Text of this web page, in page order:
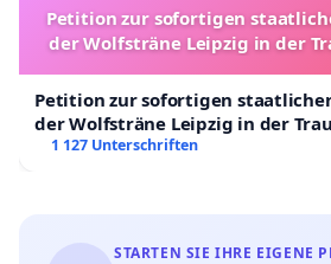
Petition zur sofortigen
der Wolfsträne Leipzig in der
Petition zur sofortigen
der Wolfsträne Leipzig in der
1 127 Unterschriften
STARTEN SIE IHRE EIGENE